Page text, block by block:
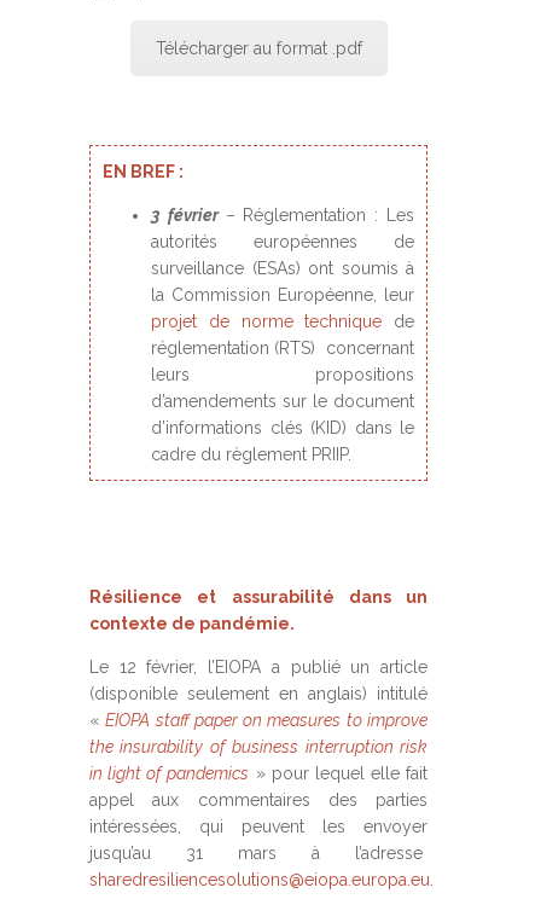
Télécharger au format .pdf
EN BREF :
3 février – Réglementation : Les
autorités européennes de
surveillance (ESAs) ont soumis à
la Commission Européenne, leur
projet de norme technique de
réglementation (RTS) concernant
leurs propositions
d’amendements sur le document
d’informations clés (KID) dans le
cadre du règlement PRIIP.
Résilience et assurabilité dans un
contexte de pandémie.
Le 12 février, l’EIOPA a publié un article
(disponible seulement en anglais) intitulé
«EIOPA staff paper on measures to improve
the insurability of business interruption risk
in light of pandemics » pour lequel elle fait
appel aux commentaires des parties
intéressées, qui peuvent les envoyer
jusqu’au 31 mars à l’adresse
sharedresiliencesolutions@eiopa.europa.eu